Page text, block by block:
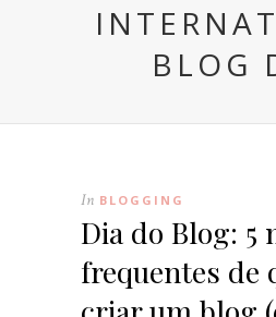
BLOG
In BLOGGING
Dia do Blog: 5
frequentes de